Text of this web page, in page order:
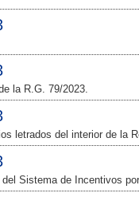
la R.G. 79/2023.
letrados del interior de la
Sistema de Incentivos